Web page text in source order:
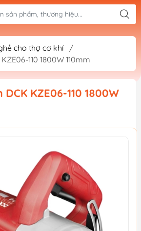
cho thợ cơ khí
/
110 1800W 110mm
KZE06-110 1800W